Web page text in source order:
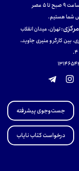
تا ۵ عصر
شما هستیم.
:تهران، میدان انقلاب
بین کارگر و منیری جاوید،
جست‌وجوی پیشرفته
درخواست کتاب نایاب